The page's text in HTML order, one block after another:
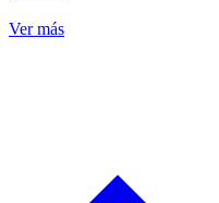
Ver más